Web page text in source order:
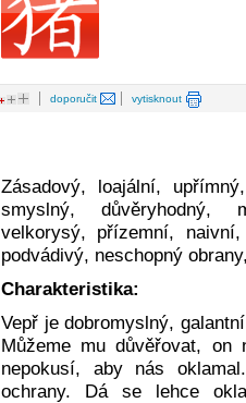
| doporučit | vytisknout
Zásadový, loajální,
smyslný, důvěryhodný,
velkorysý, přízemní,
podvádivý, neschopný
Charakteristika:
Vepř je dobromyslný,
Můžeme mu důvěřovat,
nepokusí, aby nás
ochrany. Dá se lehce